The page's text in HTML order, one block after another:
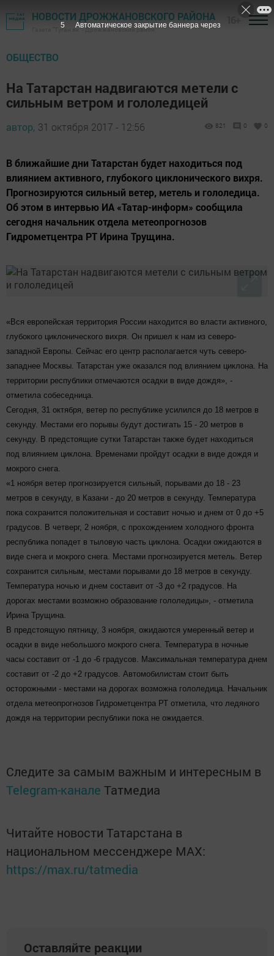
НОВОСТИ ДРОЖЖАНОВСКОГО РАЙОНА
Газета "Туган як" - Дрожжановский район
ОБЩЕСТВО
На Татарстан надвигаются метели с
сильным ветром и гололедицей
автор, 31 октября 2017 - 12:56 821 0 0
В ближайшие дни Татарстан будет находиться под
влиянием активного, глубокого циклонического вихря.
Прогнозируются сильный ветер, метель и гололедица.
Об этом в интервью ИА «Татар-информ» сообщила
сегодня начальник отдела метеопрогнозов
Гидрометцентра РТ Ирина Трущина.
«Вся европейская территория России находится во власти активного,
глубокого циклонического вихря. Он пришел к нам из северо-
западной Европы. Сейчас его центр располагается чуть северо-
западнее Москвы. Татарстан уже оказался под влиянием циклона. На
территории республики отмечаются осадки в виде дождя», -
отметила собеседница.
Сегодня, 31 октября, ветер по республике усилился до 18 метров в
секунду. Местами его порывы будут достигать 15 - 20 метров в
секунду. В предстоящие сутки Татарстан также будет находиться
под влиянием циклона. Временами пройдут осадки в виде дождя и
мокрого снега.
«1 ноября ветер прогнозируется сильный, порывами до 18 - 23
метров в секунду, в Казани - до 20 метров в секунду. Температура
пока сохранится положительная и составит ночью и днем от 0 до +5
градусов. В четверг, 2 ноября, с прохождением холодного фронта
республика попадет в тыловую часть циклона. Осадки ожидаются в
виде снега и мокрого снега. Местами прогнозируется метель. Ветер
сохранится сильным, местами порывами до 18 метров в секунду.
Температура ночью и днем составит от -3 до +2 градусов. На
дорогах местами возможно образование гололедицы», - отметила
Ирина Трущина.
В предстоящую пятницу, 3 ноября, ожидаются умеренный ветер и
осадки в виде небольшого мокрого снега. Температура в ночные
часы составит от -1 до -6 градусов. Максимальная температура днем
составит от -2 до +2 градусов. Автомобилистам стоит быть
осторожными - местами на дорогах возможна гололедица. Начальник
отдела метеопрогнозов Гидрометцентра РТ отметила, что ледяного
дождя на территории республики пока не ожидается.
Следите за самым важным и интересным в
Telegram-канале Татмедиа
Читайте новости Татарстана в
национальном мессенджере MАХ:
https://max.ru/tatmedia
Оставляйте реакции
4 Автоматическое закрытие баннера через